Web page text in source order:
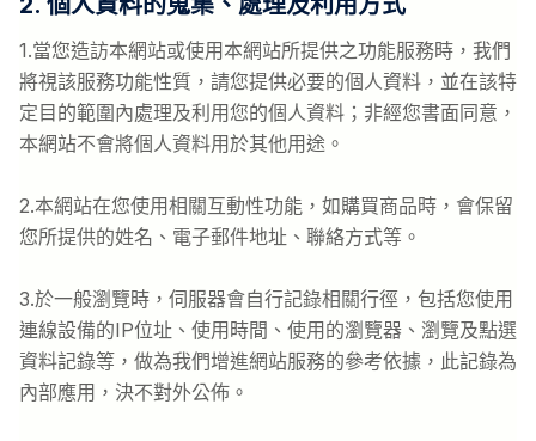
1.當您造訪本網站或使用本網站所提供之功能服務時，我們
將視該服務功能性質，請您提供必要的個人資料，並在該特
定目的範圍內處理及利用您的個人資料；非經您書面同意，
本網站不會將個人資料用於其他用途。
2.本網站在您使用相關互動性功能，如購買商品時，會保留
您所提供的姓名、電子郵件地址、聯絡方式等。
3.於一般瀏覽時，伺服器會自行記錄相關行徑，包括您使用
連線設備的IP位址、使用時間、使用的瀏覽器、瀏覽及點選
資料記錄等，做為我們增進網站服務的參考依據，此記錄為
內部應用，決不對外公佈。